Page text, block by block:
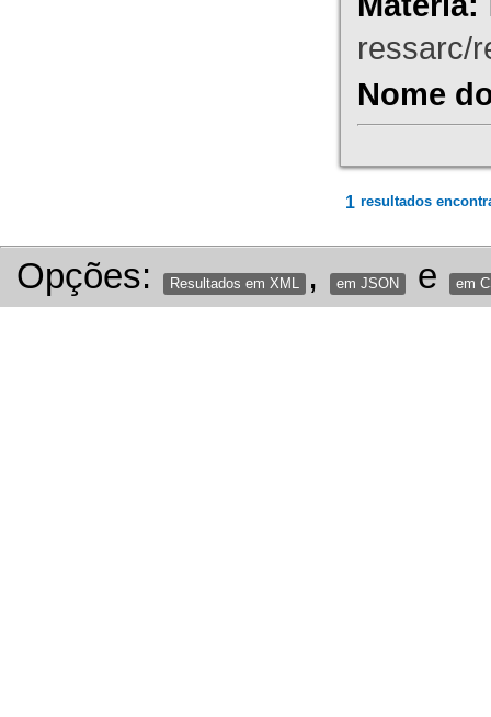
ressarc/
Nome
1 resultados
Opções: Resultados em XML , em JSON e em